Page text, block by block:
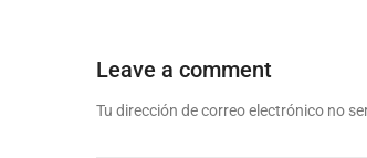
Leave a comment
Tu dirección de correo electrónico no